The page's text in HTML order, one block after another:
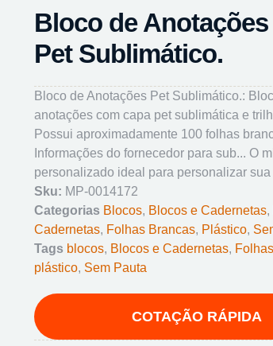
Bloco de Anotações
Pet Sublimático.
Bloco de Anotações Pet Sublimático.:
anotações com capa pet sublimática e
Possui aproximadamente 100 folhas
Informações do fornecedor para sub... O
personalizado ideal para personalizar sua
Sku: MP-0014172
Categorias Blocos, Blocos e Cadernetas,
Cadernetas, Folhas Brancas, Plástico,
Tags blocos, Blocos e Cadernetas,
plástico, Sem Pauta